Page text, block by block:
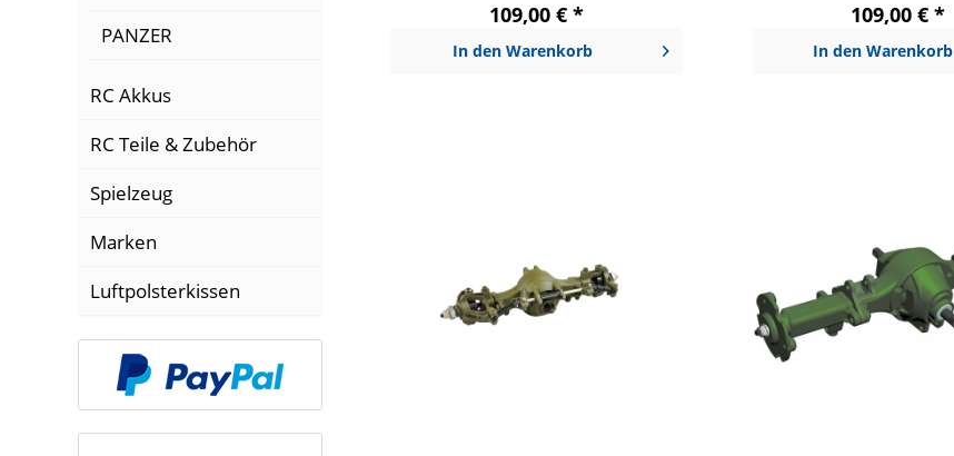
PANZER
RC Akkus
RC Teile & Zubehör
Spielzeug
Marken
Luftpolsterkissen
109,00 € *
In den Warenkorb
109,00 € *
In den Warenkorb